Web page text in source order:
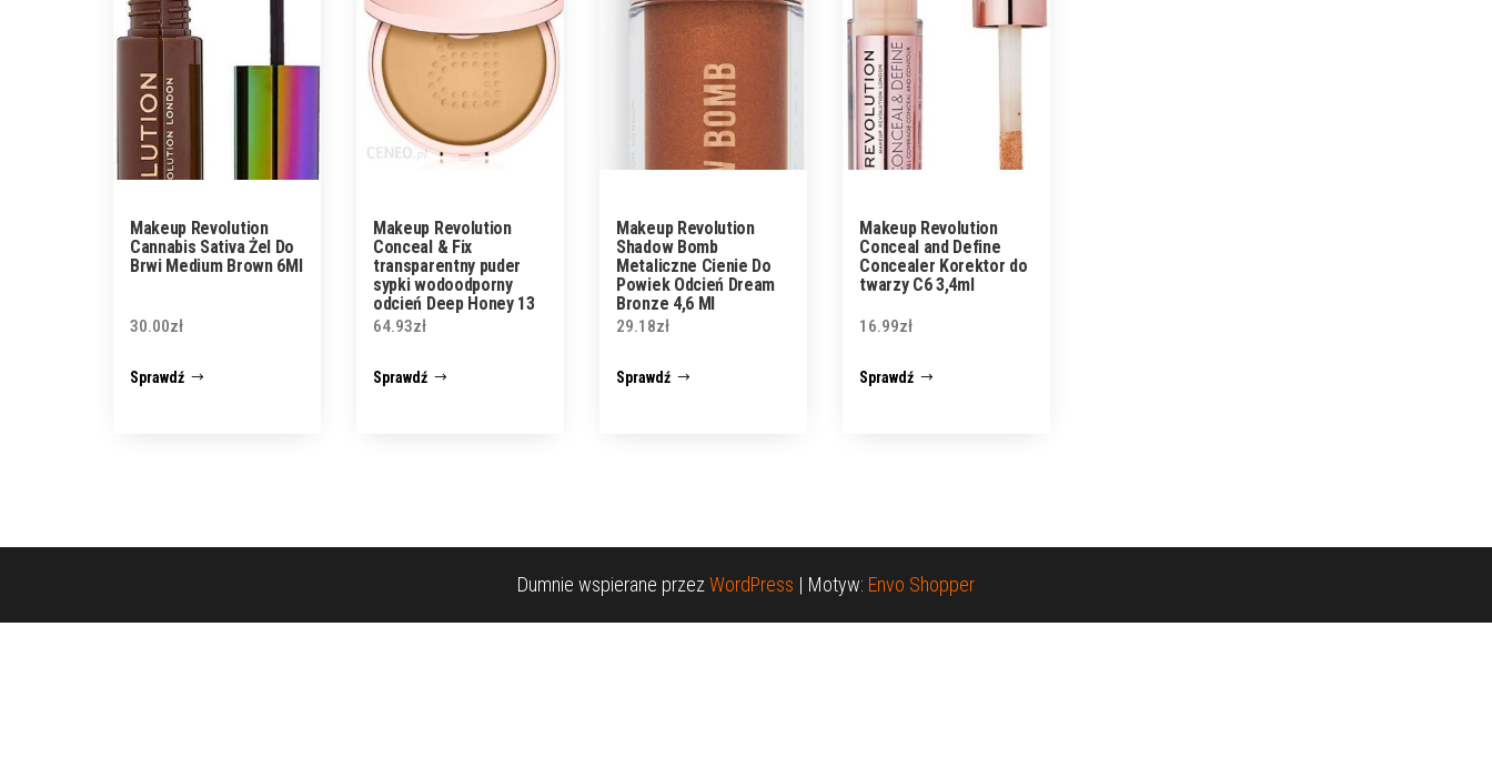
Makeup Revolution
Cannabis Sativa Żel Do
Brwi Medium Brown 6Ml
30.00zł
Sprawdź
Makeup Revolution
Conceal & Fix
transparentny puder
sypki wodoodporny
odcień Deep Honey 13
g
64.93zł
Sprawdź
Makeup Revolution
Shadow Bomb
Metaliczne Cienie Do
Powiek Odcień Dream
Bronze 4,6 Ml
29.18zł
Sprawdź
Makeup Revolution
Conceal and Define
Concealer Korektor do
twarzy C6 3,4ml
16.99zł
Sprawdź
Dumnie wspierane przez WordPress | Motyw: Envo Shopper